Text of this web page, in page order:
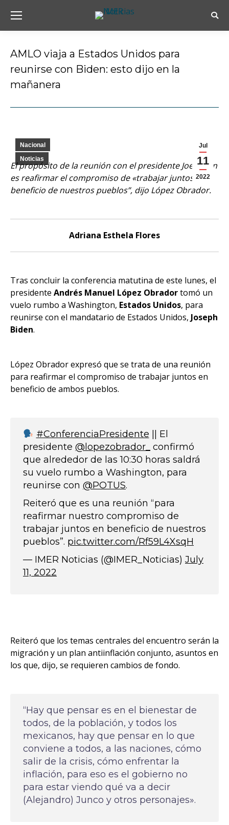
AMLO viaja a Estados Unidos para
reunirse con Biden: esto dijo en la
mañanera
Jul
11
2022
Nacional
Noticias
El propósito de la reunión con el presidenteJoe Biden
es reafirmar el compromiso de «trabajar juntos en
beneficio de nuestros pueblos”, dijo López Obrador.
Adriana Esthela Flores
Tras concluir la conferencia matutina de este lunes, el
presidente Andrés Manuel López Obradortomó un
vuelo rumbo a Washington, Estados Unidos, para
reunirse con el mandatario de Estados Unidos, Joseph
Biden.
López Obrador expresó que se trata de una reunión
para reafirmar el compromiso de trabajar juntos en
beneficio de ambos pueblos.
#ConferenciaPresidente || El
presidente @lopezobrador_
confirmó
que alrededor de las 10:30 horas saldrá
su vuelo rumbo a Washington, para
reunirse con @POTUS.
Reiteró que es una reunión “para
reafirmar nuestro compromiso de
trabajar juntos en beneficio de nuestros
pueblos”. pic.twitter.com/Rf59L4XsqH
— IMER Noticias (@IMER_Noticias) July
11, 2022
Reiteró que los temas centrales del encuentro serán la
migración y un plan antiinflación conjunto, asuntos en
los que, dijo, se requieren cambios de fondo.
“Hay que pensar es en el bienestar de
todos, de la población, y todos los
mexicanos, hay que pensar en lo que
conviene a todos, a las naciones, cómo
salir de la crisis, cómo enfrentar la
inflación, para eso es el gobierno no
para estar viendo qué va a decir
(Alejandro) Junco y otros personajes».